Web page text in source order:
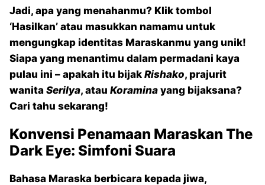
Jadi, apa yang menahanmu? Klik tombol
‘Hasilkan’ atau masukkan namamu untuk
mengungkap identitas Maraskanmu yang unik!
Siapa yang menantimu dalam permadani kaya
pulau ini – apakah itu bijak Rishako, prajurit
wanita Serilya, atau Koramina yang bijaksana?
Cari tahu sekarang!
Konvensi Penamaan Maraskan The
Dark Eye: Simfoni Suara
Bahasa Maraska berbicara kepada jiwa,